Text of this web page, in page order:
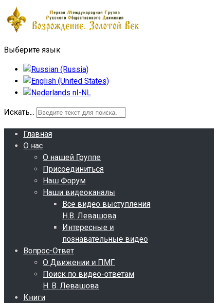
Выберите язык
Искать...
Главная
О нас
О нашей Группе
Присоединиться
Наш Форум
Наши видеоканалы
Все видео выступления
Н.В. Левашова
Интересные и
познавательные видео
Вопрос-Ответ
О Движении и ПМГ
Поиск по видео-ответам
Н. В. Левашова
Книги